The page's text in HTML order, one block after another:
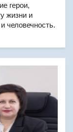
герои,
жизни и
человечность.